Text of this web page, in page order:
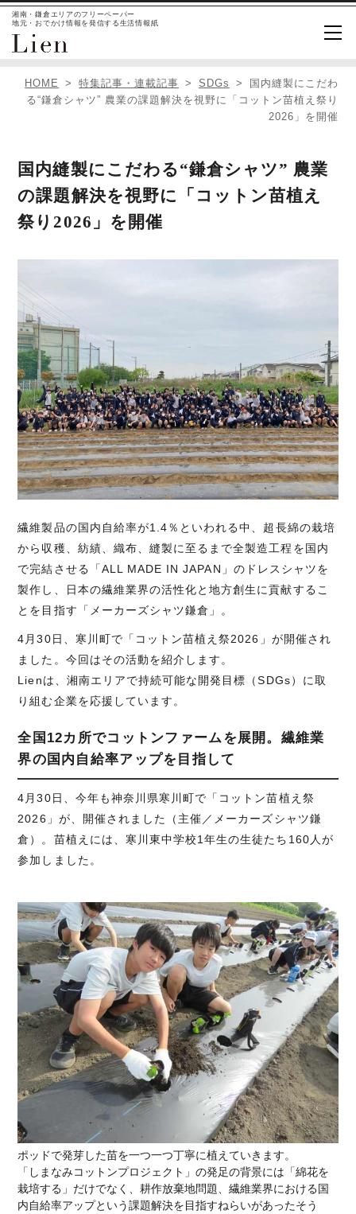
湘南・鎌倉エリアのフリーペーパー
地元・おでかけ情報を発信する生活情報紙
HOME 特集記事・連載記事 SDGs
国内縫製にこだわ
る“鎌倉シャツ” 農業の課題解決を視野に「コットン苗植え祭り
2026」を開催
国内縫製にこだわる“鎌倉シャツ” 農業
の課題解決を視野に「コットン苗植え
祭り2026」を開催
繊維製品の国内自給率が1.4％といわれる中、超長綿の栽培
から収穫、紡績、織布、縫製に至るまで全製造工程を国内
で完結させる「ALL MADE IN JAPAN」のドレスシャツを
製作し、日本の繊維業界の活性化と地方創生に貢献するこ
とを目指す「メーカーズシャツ鎌倉」。
4月30日、寒川町で「コットン苗植え祭2026」が開催され
ました。今回はその活動を紹介します。
Lienは、湘南エリアで持続可能な開発目標（SDGs）に取
り組む企業を応援しています。
全国12カ所でコットンファームを展開。繊維業
界の国内自給率アップを目指して
4月30日、今年も神奈川県寒川町で「コットン苗植え祭
2026」が、開催されました（主催／メーカーズシャツ鎌
倉）。苗植えには、寒川東中学校1年生の生徒たち160人が
参加しました。
ポッドで発芽した苗を一つ一つ丁寧に植えていきます。
「しまなみコットンプロジェクト」の発足の背景には「綿花を
栽培する」だけでなく、耕作放棄地問題、繊維業界における国
内自給率アップという課題解決を目指すねらいがあったそう